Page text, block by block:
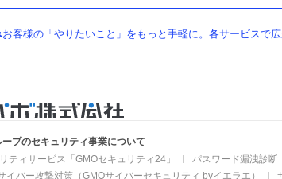
お客様の「やりたいこと」をもっと手軽に。各サービスで
プのセキュリティ事業について
ティサービス「GMOセキュリティ24」
パスワード漏洩診断
イバー攻撃対策（GMOサイバーセキュリティ byイエラエ）